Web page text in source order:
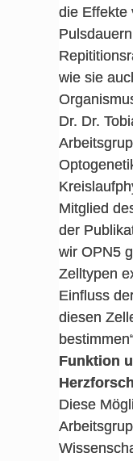
die Effekte
wie sie
Dr. Dr.
Mitglied
der
wir OPN5
Zelltypen
Einfluss
diesen
Funktion
Diese